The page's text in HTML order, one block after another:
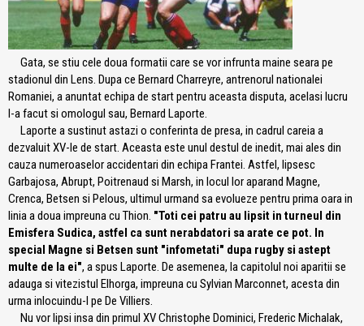
Gata, se stiu cele doua formatii care se vor infrunta maine seara pe
stadionul din Lens. Dupa ce Bernard Charreyre, antrenorul nationalei
Romaniei, a anuntat echipa de start pentru aceasta disputa, acelasi lucru
l-a facut si omologul sau, Bernard Laporte.
Laporte a sustinut astazi o conferinta de presa, in cadrul careia a
dezvaluit XV-le de start. Aceasta este unul destul de inedit, mai ales din
cauza numeroaselor accidentari din echipa Frantei. Astfel, lipsesc
Garbajosa, Abrupt, Poitrenaud si Marsh, in locul lor aparand Magne,
Crenca, Betsen si Pelous, ultimul urmand sa evolueze pentru prima oara in
linia a doua impreuna cu Thion. "Toti cei patru au lipsit in turneul din
Emisfera Sudica, astfel ca sunt nerabdatori sa arate ce pot. In
special Magne si Betsen sunt "infometati" dupa rugby si astept
multe de la ei", a spus Laporte. De asemenea, la capitolul noi aparitii se
adauga si vitezistul Elhorga, impreuna cu Sylvian Marconnet, acesta din
urma inlocuindu-l pe De Villiers.
Nu vor lipsi insa din primul XV Christophe Dominici, Frederic Michalak,